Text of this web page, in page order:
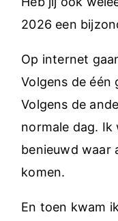
2026 een
Op internet
Volgens de
Volgens de
normale dag. Ik
benieuwd waar
komen.
En toen kwam